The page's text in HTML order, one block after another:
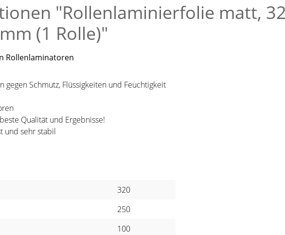
"Rollenlaminierfolie matt,
(1 Rolle)"
Rollenlaminatoren
gegen Schmutz, Flüssigkeiten und Feuchtigkeit
Qualität und Ergebnisse!
und sehr stabil
320
250
100